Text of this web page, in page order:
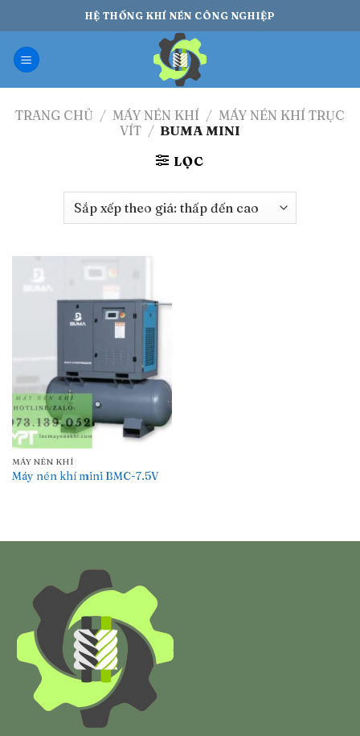
qua
nội
dung
HỆ THỐNG KHÍ NÉN CÔNG NGHIỆP
TRANG CHỦ / MÁY NÉN KHÍ / MÁY NÉN KHÍ TRỤC
VÍT / BUMA MINI
LỌC
MÁY NÉN KHÍ
Máy nén khí mini BMC-7.5V